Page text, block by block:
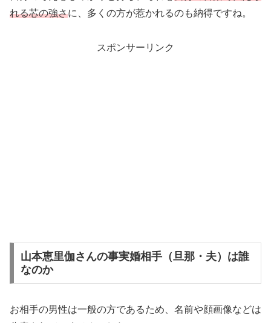
れる芯の強さに、多くの方が惹かれるのも納得ですね。
スポンサーリンク
山本恵里伽さんの事実婚相手（旦那・夫）は誰
なのか
お相手の男性は一般の方であるため、名前や顔画像などは